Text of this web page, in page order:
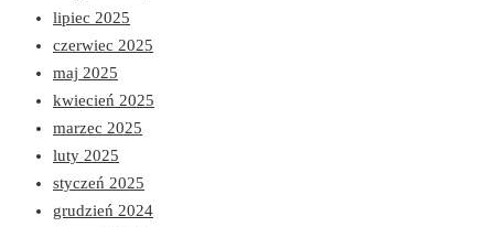
lipiec 2025
czerwiec 2025
maj 2025
kwiecień 2025
marzec 2025
luty 2025
styczeń 2025
grudzień 2024